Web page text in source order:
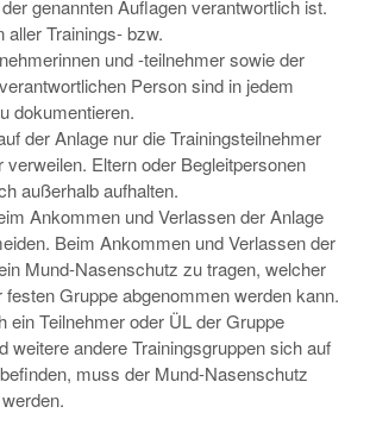
genannten Auflagen verantwortlich ist.
aller Trainings- bzw.
und -teilnehmer sowie der
Person sind in jedem
dokumentieren.
der Anlage nur die Trainingsteilnehmer
verweilen. Eltern oder Begleitpersonen
außerhalb aufhalten.
Ankommen und Verlassen der Anlage
Beim Ankommen und Verlassen der
Mund-Nasenschutz zu tragen, welcher
festen Gruppe abgenommen werden kann.
ein Teilnehmer oder ÜL der Gruppe
weitere andere Trainingsgruppen sich auf
muss der Mund-Nasenschutz